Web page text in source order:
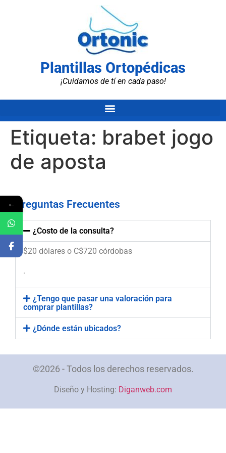
Plantillas Ortopédicas
¡Cuidamos de tí en cada paso!
Etiqueta: brabet jogo
de aposta
Preguntas Frecuentes
¿Costo de la consulta?
$20 dólares o C$720 córdobas
.
¿Tengo que pasar una valoración para
comprar plantillas?
¿Dónde están ubicados?
©2026 - Todos los derechos reservados.
Diseño y Hosting: Diganweb.com
←